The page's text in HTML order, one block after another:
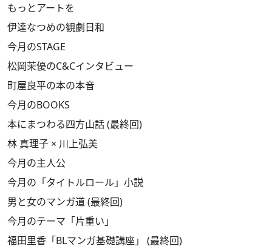
もっとアートを
伊達なつめの観劇日和
今月のSTAGE
松岡茉優のC&Cインタビュー
町屋良平の本の本音
今月のBOOKS
本にまつわる四方山話 (最終回)
林 真理子 × 川上弘美
今月の主人公
今月の「タイトルロール」小説
男と女のマンガ道 (最終回)
今月のテーマ「片重い」
福田里香「BLマンガ基礎講座」 (最終回)